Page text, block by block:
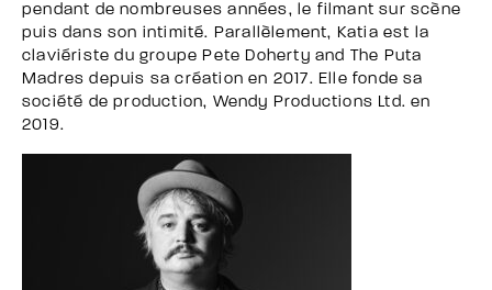
pendant de nombreuses années, le filmant sur scène
puis dans son intimité. Parallèlement, Katia est la
claviériste du groupe Pete Doherty and The Puta
Madres depuis sa création en 2017. Elle fonde sa
société de production, Wendy Productions Ltd. en
2019.